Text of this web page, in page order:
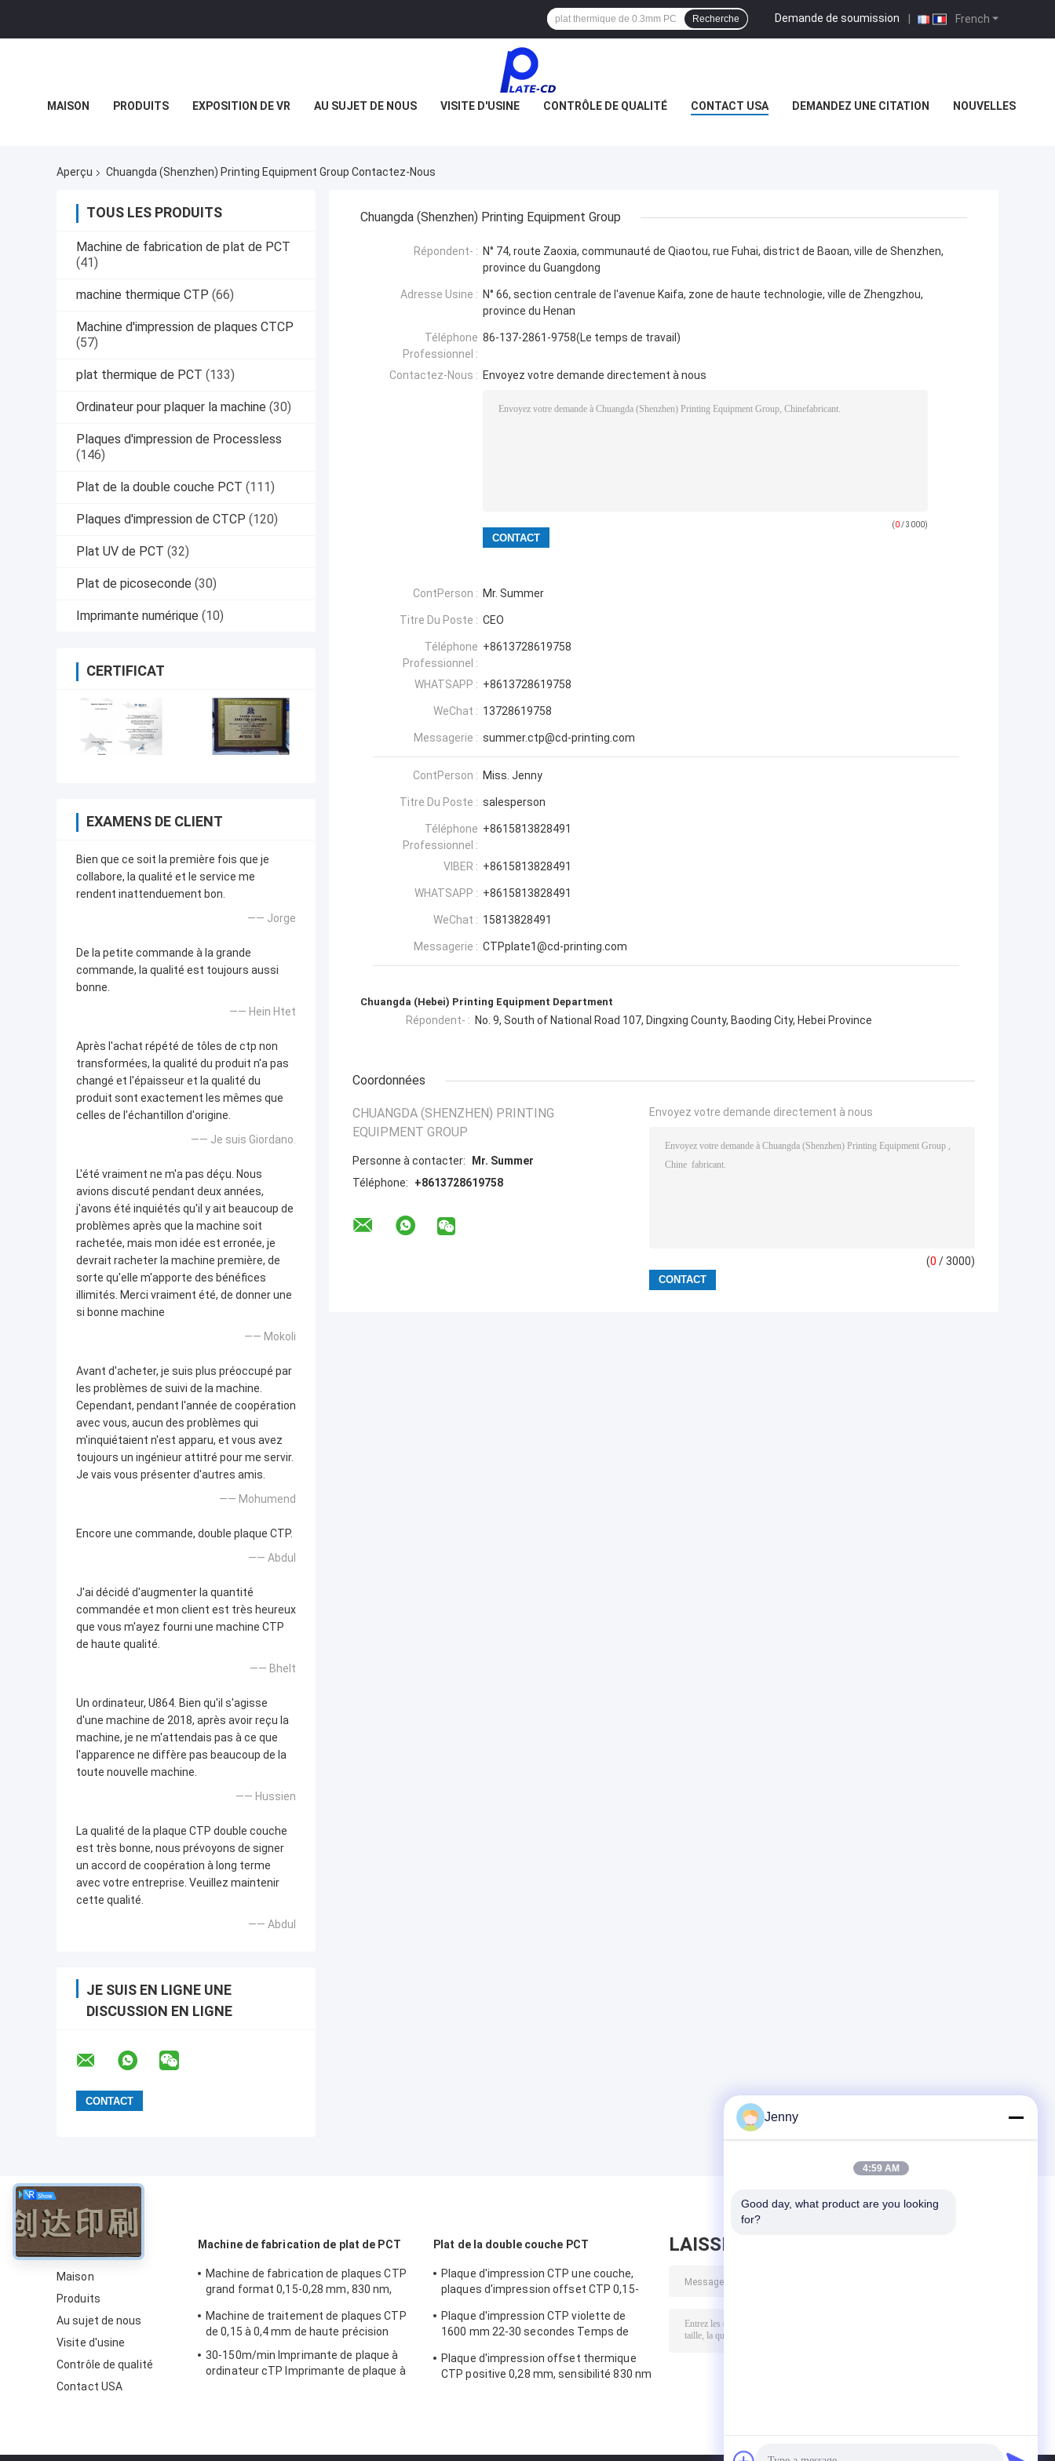
French
Demande de soumission |
Recherche
MAISON PRODUITS EXPOSITION DE VR AU SUJET DE NOUS VISITE D'USINE CONTRÔLE DE QUALITÉ CONTACT USA DEMANDEZ UNE CITATION NOUVELLES
Aperçu Chuangda (Shenzhen) Printing Equipment Group Contactez-Nous
TOUS LES PRODUITS
Machine de fabrication de plat de PCT
(41)
machine thermique CTP (66)
Machine d'impression de plaques CTCP
(57)
plat thermique de PCT (133)
Ordinateur pour plaquer la machine (30)
Plaques d'impression de Processless
(146)
Plat de la double couche PCT (111)
Plaques d'impression de CTCP (120)
Plat UV de PCT (32)
Plat de picoseconde (30)
Imprimante numérique (10)
CERTIFICAT
EXAMENS DE CLIENT
Bien que ce soit la première fois que je
collabore, la qualité et le service me
rendent inattenduement bon.
—— Jorge
De la petite commande à la grande
commande, la qualité est toujours aussi
bonne.
—— Hein Htet
Après l'achat répété de tôles de ctp non
transformées, la qualité du produit n'a pas
changé et l'épaisseur et la qualité du
produit sont exactement les mêmes que
celles de l'échantillon d'origine.
—— Je suis Giordano.
L'été vraiment ne m'a pas déçu. Nous
avions discuté pendant deux années,
j'avons été inquiétés qu'il y ait beaucoup de
problèmes après que la machine soit
rachetée, mais mon idée est erronée, je
devrait racheter la machine première, de
sorte qu'elle m'apporte des bénéfices
illimités. Merci vraiment été, de donner une
si bonne machine
—— Mokoli
Avant d'acheter, je suis plus préoccupé par
les problèmes de suivi de la machine.
Cependant, pendant l'année de coopération
avec vous, aucun des problèmes qui
m'inquiétaient n'est apparu, et vous avez
toujours un ingénieur attitré pour me servir.
Je vais vous présenter d'autres amis.
—— Mohumend
Encore une commande, double plaque CTP.
—— Abdul
J'ai décidé d'augmenter la quantité
commandée et mon client est très heureux
que vous m'ayez fourni une machine CTP
de haute qualité.
—— Bhelt
Un ordinateur, U864. Bien qu'il s'agisse
d'une machine de 2018, après avoir reçu la
machine, je ne m'attendais pas à ce que
l'apparence ne diffère pas beaucoup de la
toute nouvelle machine.
—— Hussien
La qualité de la plaque CTP double couche
est très bonne, nous prévoyons de signer
un accord de coopération à long terme
avec votre entreprise. Veuillez maintenir
cette qualité.
—— Abdul
JE SUIS EN LIGNE UNE
DISCUSSION EN LIGNE
Chuangda (Shenzhen) Printing Equipment Group
Répondent- : N° 74, route Zaoxia, communauté de Qiaotou, rue Fuhai, district de Baoan, ville de Shenzhen,
province du Guangdong
Adresse Usine : N° 66, section centrale de l'avenue Kaifa, zone de haute technologie, ville de Zhengzhou,
province du Henan
Téléphone
Professionnel :
86-137-2861-9758(Le temps de travail)
Contactez-Nous : Envoyez votre demande directement à nous
(0/ 3000)
ContPerson : Mr. Summer
Titre Du Poste : CEO
Téléphone
Professionnel :
+8613728619758
WHATSAPP : +8613728619758
WeChat : 13728619758
Messagerie : summer.ctp@cd-printing.com
ContPerson : Miss. Jenny
Titre Du Poste : salesperson
Téléphone
Professionnel :
+8615813828491
VIBER : +8615813828491
WHATSAPP : +8615813828491
WeChat : 15813828491
Messagerie : CTPplate1@cd-printing.com
Chuangda (Hebei) Printing Equipment Department
Répondent- : No. 9, South of National Road 107, Dingxing County, Baoding City, Hebei Province
Coordonnées
CHUANGDA (SHENZHEN) PRINTING
EQUIPMENT GROUP
Personne à contacter:
Mr. Summer
Téléphone:
+8613728619758
Envoyez votre demande directement à nous
(0 / 3000)
Maison
Produits
Au sujet de nous
Visite d'usine
Contrôle de qualité
Contact USA
Machine de fabrication de plat de PCT
Machine de fabrication de plaques CTP
grand format 0,15-0,28 mm, 830 nm,
Machine de traitement de plaques CTP
de 0,15 à 0,4 mm de haute précision
30-150m/min Imprimante de plaque à
ordinateur cTP Imprimante de plaque à
Plat de la double couche PCT
Plaque d'impression CTP une couche,
plaques d'impression offset CTP 0,15-
Plaque d'impression CTP violette de
1600 mm 22-30 secondes Temps de
Plaque d'impression offset thermique
CTP positive 0,28 mm, sensibilité 830 nm
LAISSEZ UN MESSAGE
Jenny
4:59 AM
Good day, what product are you looking
for?